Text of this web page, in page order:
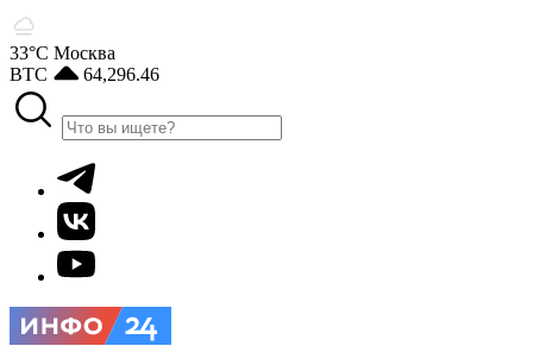
33°С Москва
BTC
64,296.46